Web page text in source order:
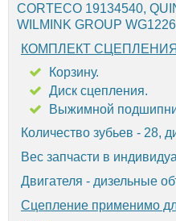
CORTECO 19134540,
WILMINK GROUP
КОМПЛЕКТ
Корзину.
Диск сцепления.
Выжимной
Количество зубьев - 28,
Вес запчасти в
Двигателя - дизельные
Сцепление применимо